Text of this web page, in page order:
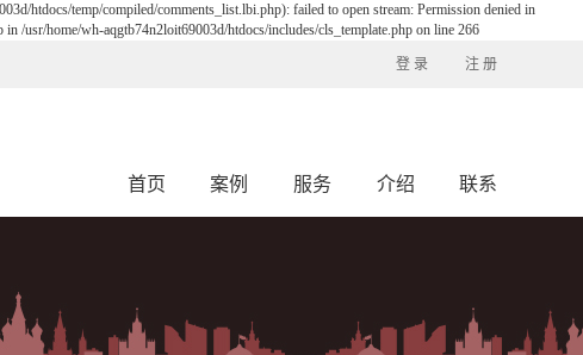
htdocs/temp/compiled/comments_list.lbi.php): failed to open stream: Permission denied in
/usr/home/wh-aqgtb74n2loit69003d/htdocs/includes/cls_template.php on line 266
登 录 注 册
首页 案例 服务 介绍 联系